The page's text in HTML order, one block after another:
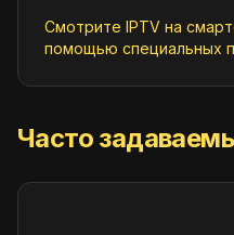
https://
812872d.m3u8
Смотрите IPTV на
помощью специальных
Часто